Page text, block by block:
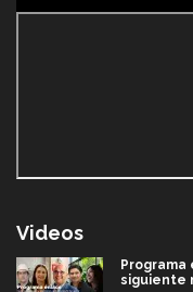
Videos
siguiente